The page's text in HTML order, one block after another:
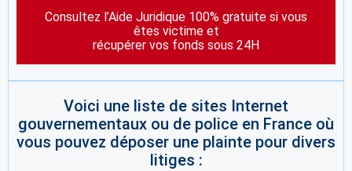
Consultez l’Aide Juridique 100% gratuite si vous
êtes victime et
récupérer vos fonds sous 24H
Voici une liste de sites Internet
gouvernementaux ou de police en France où
vous pouvez déposer une plainte pour divers
litiges :